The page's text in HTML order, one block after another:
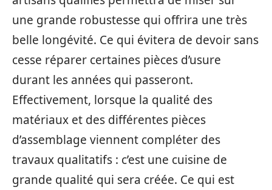
une grande robustesse qui offrira une très
belle longévité. Ce qui évitera de devoir sans
cesse réparer certaines pièces d’usure
durant les années qui passeront.
Effectivement, lorsque la qualité des
matériaux et des différentes pièces
d’assemblage viennent compléter des
travaux qualitatifs : c’est une cuisine de
grande qualité qui sera créée. Ce qui est